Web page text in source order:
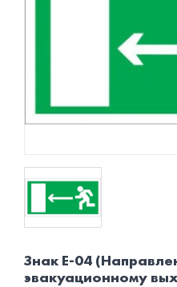
Знак Е-04
эвакуационному